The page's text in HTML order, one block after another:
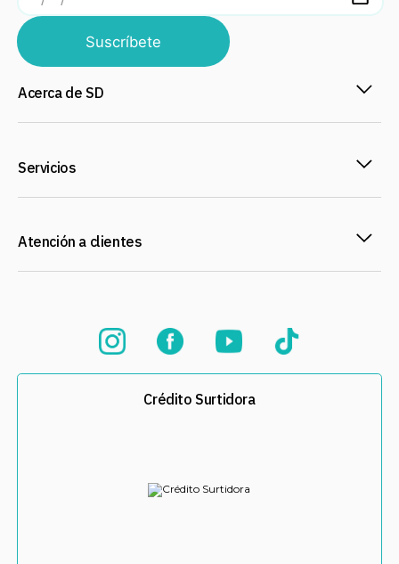
Suscríbete
Acerca de SD
Servicios
Atención a clientes
Crédito Surtidora